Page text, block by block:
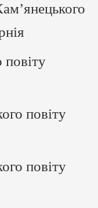
повіту
повіту
повіту